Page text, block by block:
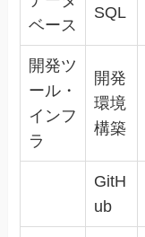
ベース
SQL
開発ツ
ール・
インフ
ラ
開発
環境
構築
GitH
ub